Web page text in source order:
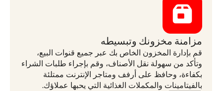
مزامنة مخزونك وتبسيطه
قم بإدارة المخزون الخاص بك عبر جميع قنوات البيع،
وتأكد من سهولة نقل الأصناف، وقم بإجراء طلبات الشراء
بكفاءة، وحافظ على أرفف ومتاجر الإنترنت ممتلئة
بالفيتامينات والمكملات الغذائية التي يحبها عملاؤك.